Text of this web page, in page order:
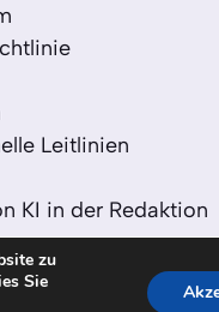
Leitlinien
KI in der Redaktion
zu
Sie